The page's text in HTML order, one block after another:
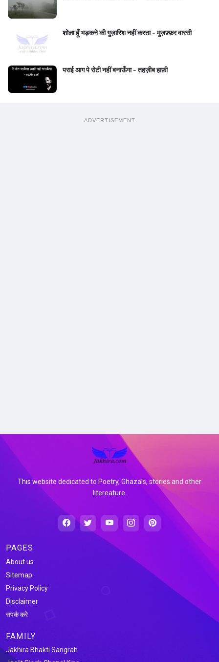
शोला हूँ भड़कने की गुज़ारिश नहीं करता - मुज़फ़्फ़र वारसी
पराई आग पे रोटी नहीं बनाऊँगा - तहज़ीब हाफ़ी
ADVERTISEMENT
This website dedicated to Poetry, Ghazals, stories and other
litereature.
PAGES
About us
Sitemap
Privacy Policy
Disclaimer
संपर्क करे
FAMILY
Jakhira Bhakti Sangrah